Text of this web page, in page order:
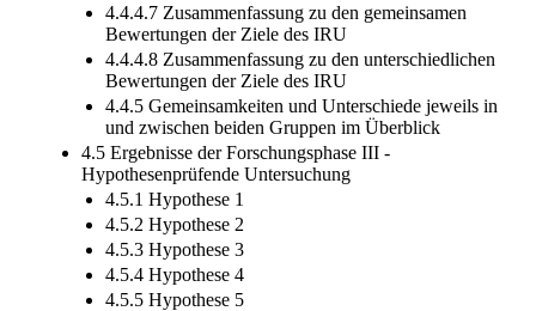
4.4.4.7 Zusammenfassung zu den gemeinsamen
Bewertungen der Ziele des IRU
4.4.4.8 Zusammenfassung zu den unterschiedlichen
Bewertungen der Ziele des IRU
4.4.5 Gemeinsamkeiten und Unterschiede jeweils in
und zwischen beiden Gruppen im Überblick
4.5 Ergebnisse der Forschungsphase III -
Hypothesenprüfende Untersuchung
4.5.1 Hypothese 1
4.5.2 Hypothese 2
4.5.3 Hypothese 3
4.5.4 Hypothese 4
4.5.5 Hypothese 5